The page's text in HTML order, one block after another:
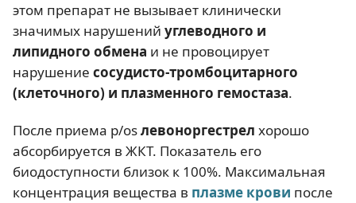
этом препарат не вызывает клинически
значимых нарушений углеводного и
липидного обмена и не провоцирует
нарушение сосудисто-тромбоцитарного
(клеточного) и плазменного гемостаза.
После приема p/osлевоноргестрел хорошо
абсорбируется в ЖКТ. Показатель его
биодоступности близок к 100%. Максимальная
концентрация вещества в плазме крови после